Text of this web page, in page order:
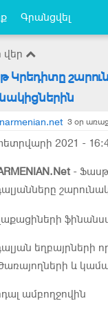
Գրանցվել
Կրեդիտը
3 օր առաջ
2021 -
-
եղբայրների
և
ամբողջովին